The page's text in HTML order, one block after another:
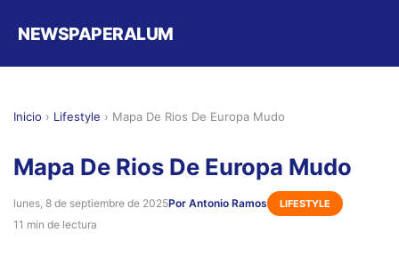
NEWSPAPERALUM
Inicio › Lifestyle › Mapa De Rios De Europa Mudo
Mapa De Rios De Europa Mudo
lunes, 8 de septiembre de 2025Por Antonio Ramos LIFESTYLE
11 min de lectura